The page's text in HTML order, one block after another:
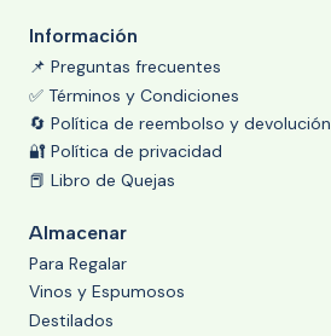
Información
📌 Preguntas frecuentes
✅ Términos y Condiciones
🔄 Política de reembolso y devolución
🔐 Política de privacidad
📕 Libro de Quejas
Almacenar
Para Regalar
Vinos y Espumosos
Destilados